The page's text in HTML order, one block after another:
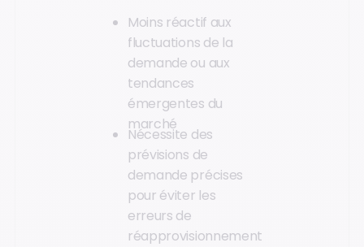
Moins réactif aux
fluctuations de la
demande ou aux
tendances
émergentes du
marché
Nécessite des
prévisions de
demande précises
pour éviter les
erreurs de
réapprovisionnement